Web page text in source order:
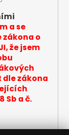
a se
o
že jsem
zákona
Sb a č.